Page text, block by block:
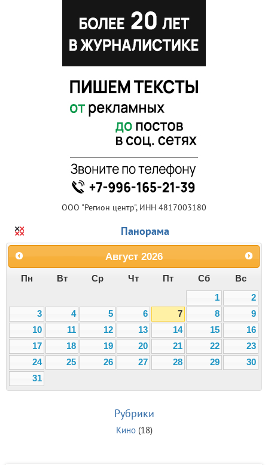
ООО "Регион центр", ИНН 4817003180
Панорама
Август 2026
Пн Вт Ср Чт Пт Сб
Вс
1
2
3
4 5 6 7 8
9
10
11 12 13 14 15
16
17
18 19 20 21 22
23
24
25 26 27 28 29
30
31
Рубрики
Кино(18)